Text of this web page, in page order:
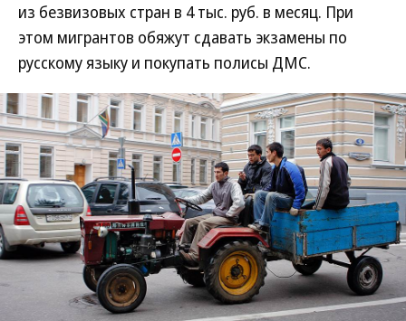
из безвизовых стран в 4 тыс. руб. в месяц. При
этом мигрантов обяжут сдавать экзамены по
русскому языку и покупать полисы ДМС.